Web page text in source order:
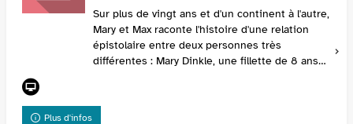
Sur plus de vingt ans et d'un continent à l'autre,
Mary et Max raconte l'histoire d'une relation
épistolaire entre deux personnes très
différentes : Mary Dinkle, une fillette de 8 ans
Plus d'infos